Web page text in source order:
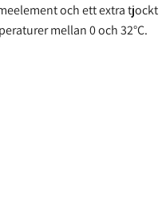
och ett extra tjockt
mellan 0 och 32°C.